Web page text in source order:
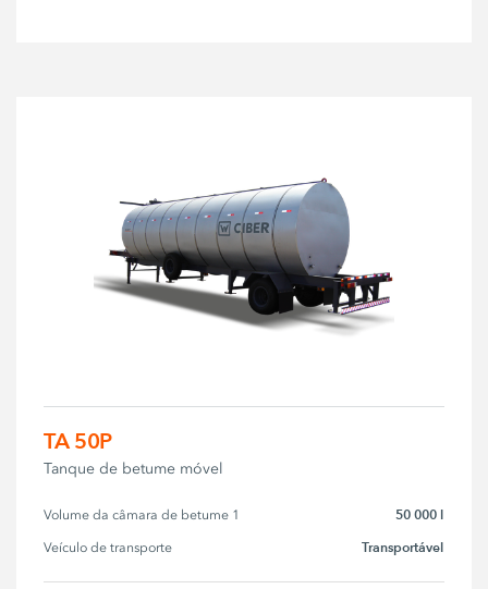
TA 50P
Tanque de betume móvel
Volume da câmara de betume 1 50 000 l
Veículo de transporte Transportável